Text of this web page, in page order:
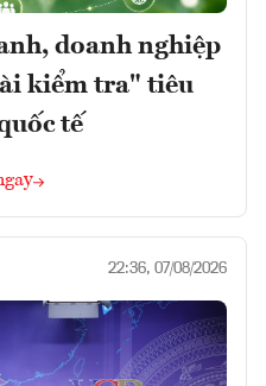
doanh nghiệp
kiểm tra" tiêu
tế
22:36, 07/08/2026